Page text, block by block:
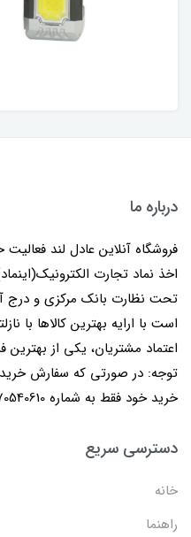
درباره ما
اخذ نماد تجارت
تحت نظارت بانک مرکزی و درج
است با ارایه بهترین کالاها با
اعتماد مشتریان، یکی از
توجه: در صورتی که سفارش
خرید خود فقط به شماره 09170540610 پیامک دهید.
دسترسی سریع
خانه
راهنما